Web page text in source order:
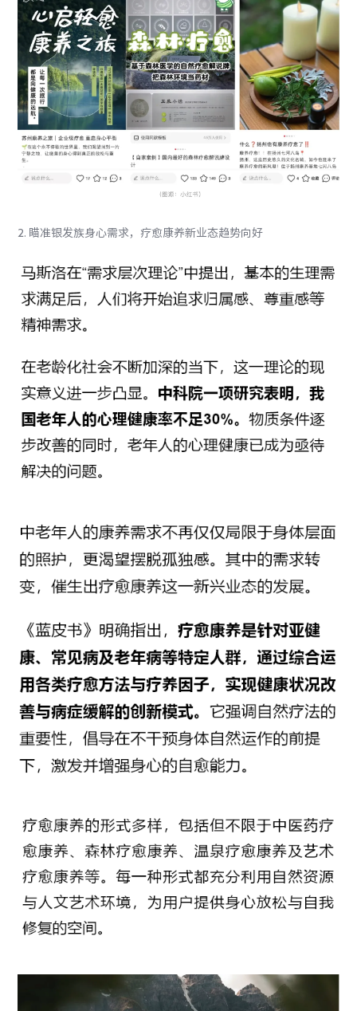
2. 瞄准银发族身心需求，疗愈康养新业态趋势向好